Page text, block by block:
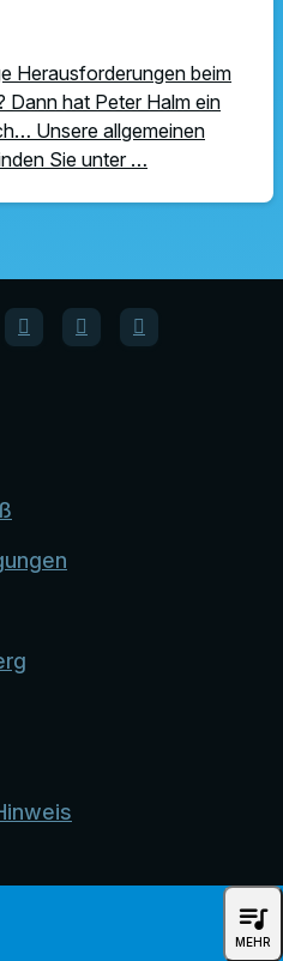
Herausforderungen beim
Dann hat Peter Halm ein
Unsere allgemeinen
Sie unter …
queue_music